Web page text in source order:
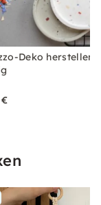
Deko herstellen